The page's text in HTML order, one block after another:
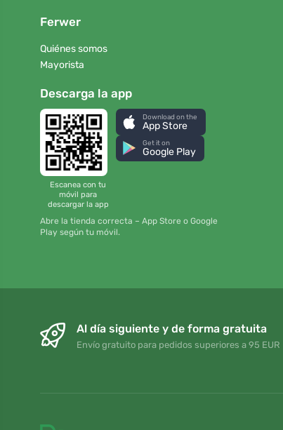
Ferwer
Quiénes somos
Mayorista
Descarga la app
Escanea con tu
móvil para
descargar la app
Download on the
App Store
Get it on
Google Play
Abre la tienda correcta – App Store o Google
Play según tu móvil.
Al día siguiente y de forma gratuita
Envío gratuito para pedidos superiores a 95 EUR